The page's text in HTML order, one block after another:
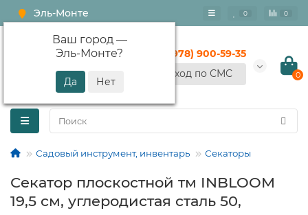
Эль-Монте
Ваш город —
Эль-Монте?
0 0
+7 (978) 900-59-35
Вход по СМС
0
Садовый инструмент, инвентарь Секаторы
Секатор плоскостной тм INBLOOM
19,5 см, углеродистая сталь 50,